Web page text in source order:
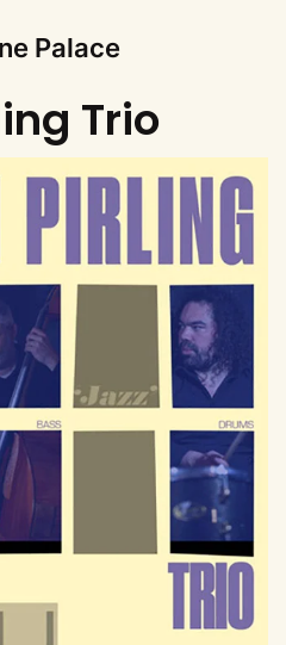
Palace
Trio